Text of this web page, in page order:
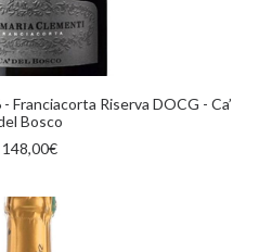
AL CARRELLO
Franciacorta Riserva DOCG - Ca’
Bosco
148,00€